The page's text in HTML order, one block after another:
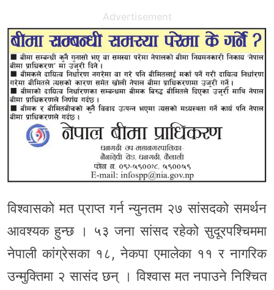
Advertisement
विश्वासको मत प्राप्त गर्न न्युनतम २७ सांसदको समर्थन
आवश्यक हुन्छ । ५३ जना सांसद रहेको सुदूरपश्चिममा
नेपाली कांग्रेसका १८, नेकपा एमालेका ११ र नागरिक
उन्मुक्तिमा २ सासंद छन् । विश्वास मत नपाउने निश्चित